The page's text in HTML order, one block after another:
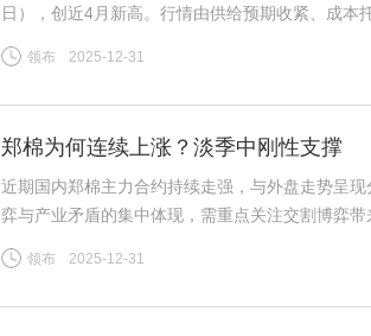
日），创近4月新高。行情由供给预期收紧、成本
（一）供给预期收紧成核心推手 1. 供给预期收
领布 2025-12-31
郑棉为何连续上涨？淡季中刚性支撑
近期国内郑棉主力合约持续走强，与外盘走势呈
弈与产业矛盾的集中体现，需重点关注交割博弈
格上涨提供助力。新疆棉花种植面积调控政策成为
领布 2025-12-31